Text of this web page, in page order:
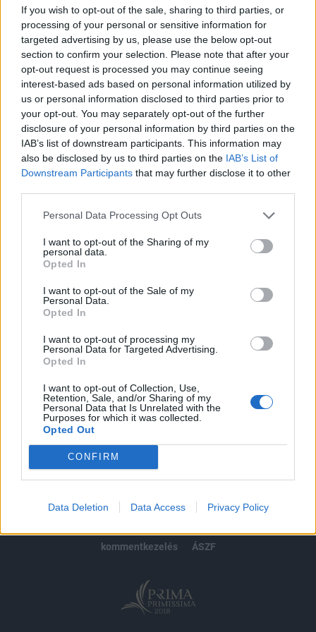
If you wish to opt-out of the sale, sharing to third parties, or
processing of your personal or sensitive information for
targeted advertising by us, please use the below opt-out
section to confirm your selection. Please note that after your
opt-out request is processed you may continue seeing
interest-based ads based on personal information utilized by
us or personal information disclosed to third parties prior to
your opt-out. You may separately opt-out of the further
disclosure of your personal information by third parties on the
IAB’s list of downstream participants. This information may
also be disclosed by us to third parties on the IAB’s List of
Downstream Participants that may further disclose it to other
Personal Data Processing Opt Outs
I want to opt-out of the Sharing of my
personal data.
Opted In
I want to opt-out of the Sale of my
Personal Data.
Opted In
I want to opt-out of processing my
Personal Data for Targeted Advertising.
Opted In
I want to opt-out of Collection, Use,
Retention, Sale, and/or Sharing of my
Personal Data that Is Unrelated with the
Purposes for which it was collected.
Opted Out
CONFIRM
Data Deletion Data Access Privacy Policy
szlogeneket kántálva vonultak az utcákon, valamint Miguel
Diaz-Canel elnök lemondását is követelték. Kuba jelenleg
komoly gazdasági válsággal küzd, melyet elsősorban a
koronavírus-pandémiához kapcsolódó intézkedések
robbantottak ki; több terület is van az országban, ahol az
állampolgárok nem jutnak hozzá megfelelő...
KEDVES OLVASÓNK!
A keresett cikk a portfolio.hu hírarchívumához
Portfolio.hu teljes cikkarchívum
Kötéslisták: BÉT elmúlt 2 év napon belüli
MÁR ELŐFIZETŐNK VAGY?
© 2026 Portfolio
impresszum
jogi nyilatkozat
süti beállítások
kommentkezelés
ÁSZF